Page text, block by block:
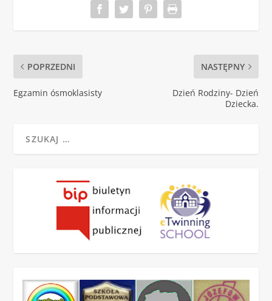
POPRZEDNI
Egzamin ósmoklasisty
NASTĘPNY
Dzień Rodziny- Dzień
Dziecka.